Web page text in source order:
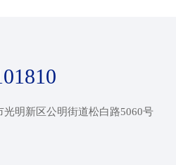
明新区公明街道松白路5060号